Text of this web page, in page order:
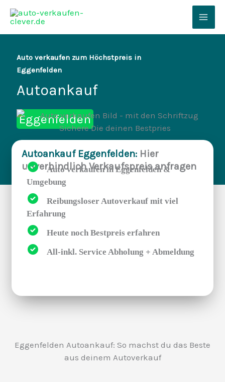
Inhalt
Auto verkaufen zum Höchstpreis in
Eggenfelden
Autoankauf
Eggenfelden
Autoankauf Eggenfelden: Hier
unverbindlich Verkaufspreis anfragen
Auto verkaufen in Eggenfelden &
Umgebung
Reibungsloser Autoverkauf mit viel
Erfahrung
Heute noch Bestpreis erfahren
All-inkl. Service Abholung + Abmeldung
Eggenfelden Autoankauf: So machst du das Beste
aus deinem Autoverkauf